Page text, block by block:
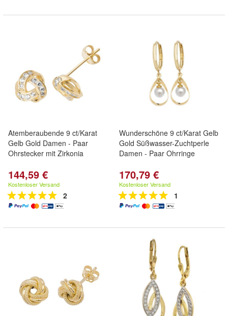
Atemberaubende 9 ct/Karat
Gelb Gold Damen - Paar
Ohrstecker mit Zirkonia
144,59 €
Kostenloser Versand
2
Wunderschöne 9 ct/Karat Gelb
Gold Süßwasser-Zuchtperle
Damen - Paar Ohrringe
170,79 €
Kostenloser Versand
1